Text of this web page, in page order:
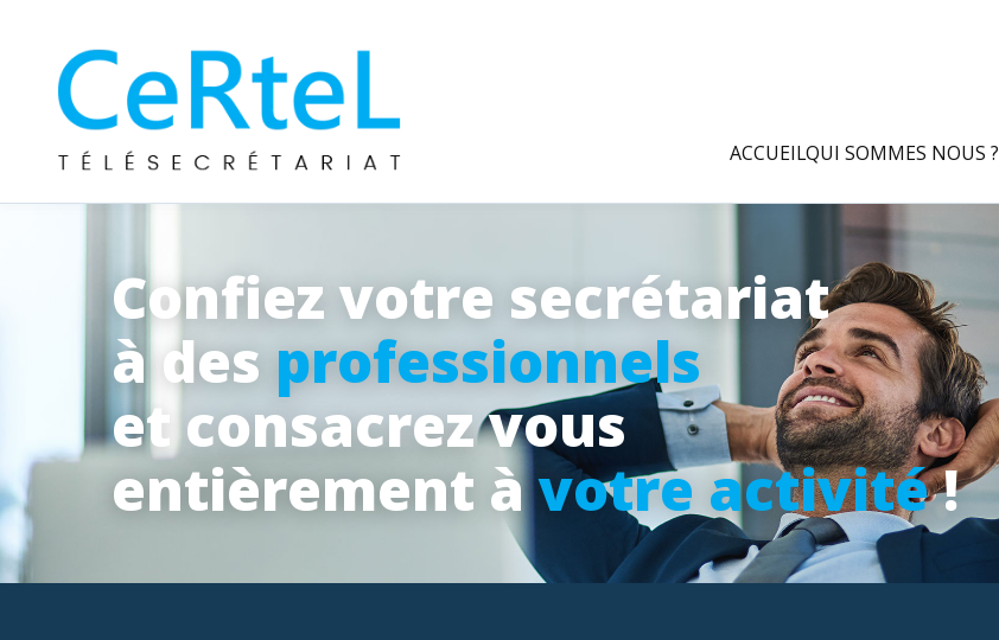
ACCUEILQUI SOMMES NOUS ?
Confiez votre secrétariat
à des professionnels
et consacrez vous
entièrement àvotre activité!